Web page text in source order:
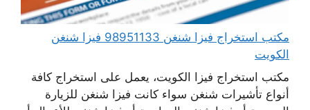
مكتب استخراج فيزا شنغن 98951133 فيزا شنغن
الكويت
مكتب استخراج فيزا الكويت، يعمل على استخراج كافة
أنواع تأشيرات شنغن سواء كانت فيزا شنغن للزيارة